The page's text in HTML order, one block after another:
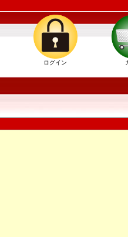
ログイン